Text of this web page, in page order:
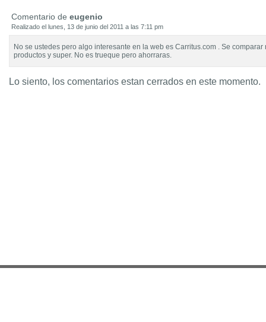
Comentario de eugenio
Realizado el lunes, 13 de junio del 2011 a las 7:11 pm
No se ustedes pero algo interesante en la web es Carritus.com . Se comparar
productos y super. No es trueque pero ahorraras.
Lo siento, los comentarios estan cerrados en este momento.